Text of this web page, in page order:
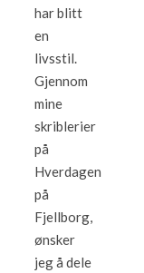
har blitt
en
livsstil.
Gjennom
mine
skriblerier
på
Hverdagen
på
Fjellborg,
ønsker
jeg å dele